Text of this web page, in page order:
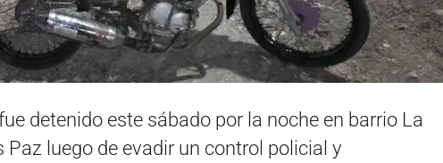
detenido este sábado por la noche en barrio La
Paz luego de evadir un control policial y